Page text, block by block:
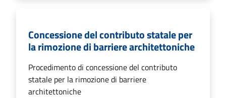
Concessione del contributo statale per
la rimozione di barriere architettoniche
Procedimento di concessione del contributo
statale per la rimozione di barriere
architettoniche